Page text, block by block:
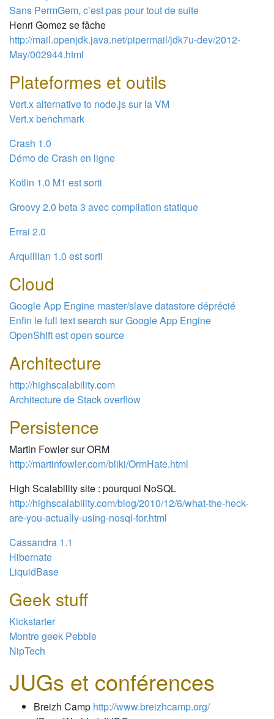
Sans PermGem, c’est pas pour tout de suite
Henri Gomez se fâche
http://mail.openjdk.java.net/pipermail/jdk7u-dev/2012-
May/002944.html
Plateformes et outils
Vert.x alternative to node.js sur la VM
Vert.x benchmark
Crash 1.0
Démo de Crash en ligne
Kotlin 1.0 M1 est sorti
Groovy 2.0 beta 3 avec compilation statique
Errai 2.0
Arquillian 1.0 est sorti
Cloud
Google App Engine master/slave datastore déprécié
Enfin le full text search sur Google App Engine
OpenShift est open source
Architecture
http://highscalability.com
Architecture de Stack overflow
Persistence
Martin Fowler sur ORM
http://martinfowler.com/bliki/OrmHate.html
High Scalability site : pourquoi NoSQL
http://highscalability.com/blog/2010/12/6/what-the-heck-
are-you-actually-using-nosql-for.html
Cassandra 1.1
Hibernate
LiquidBase
Geek stuff
Kickstarter
Montre geek Pebble
NipTech
JUGs et conférences
Breizh Camp http://www.breizhcamp.org/